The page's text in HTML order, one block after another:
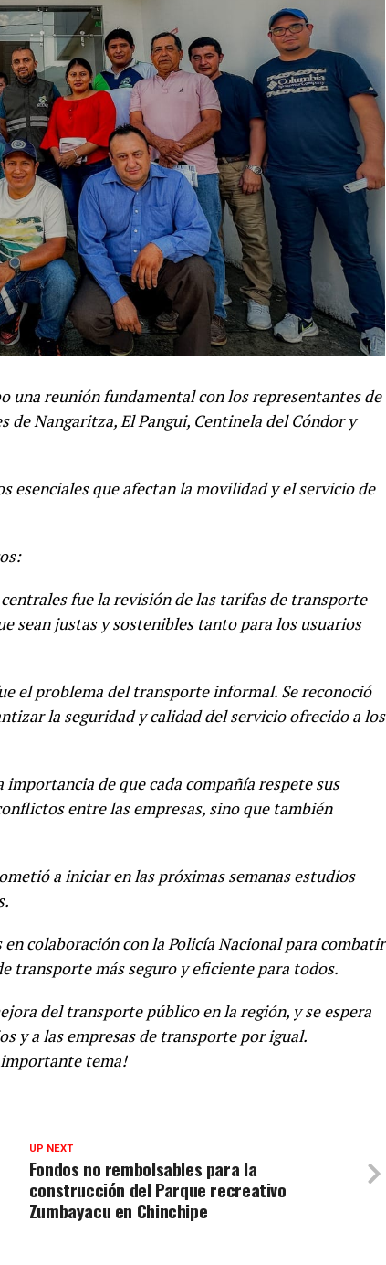
una reunión fundamental con los representantes de
Nangaritza, El Pangui, Centinela del Cóndor y
que afectan la movilidad y el servicio de
fue la revisión de las tarifas de transporte
sean justas y sostenibles tanto para los usuarios
el problema del transporte informal. Se reconoció
la seguridad y calidad del servicio ofrecido a los
de que cada compañía respete sus
entre las empresas, sino que también
a iniciar en las próximas semanas estudios
colaboración con la Policía Nacional para combatir
transporte más seguro y eficiente para todos.
del transporte público en la región, y se espera
y a las empresas de transporte por igual.
importante tema!
UP NEXT
Fondos no rembolsables para la
construcción del Parque recreativo
Zumbayacu en Chinchipe